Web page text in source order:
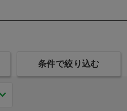
条件で絞り込む